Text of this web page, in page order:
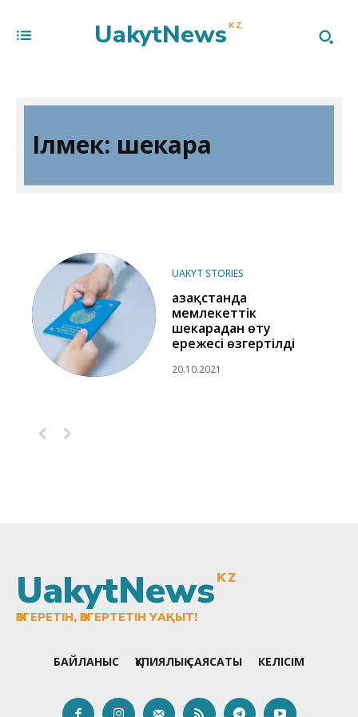
UakytNews KZ
Ілмек: шекара
UAKYT STORIES
Қазақстанда
мемлекеттік
шекарадан өту
ережесі өзгертілді
20.10.2021
UakytNewsKZ
ӨЗГЕРЕТІН, ӨЗГЕРТЕТІН УАҚЫТ!
БАЙЛАНЫС ҚҰПИЯЛЫҚ САЯСАТЫ КЕЛІСІМ